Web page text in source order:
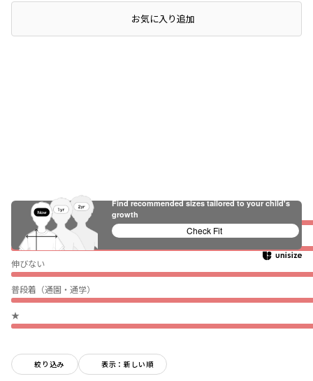
ぴったり
薄い
伸びない
普段着（通園・通学）
★
絞り込み 表示：新しい順
お気に入り追加
Find recommended sizes tailored to your child's
growth
Check Fit